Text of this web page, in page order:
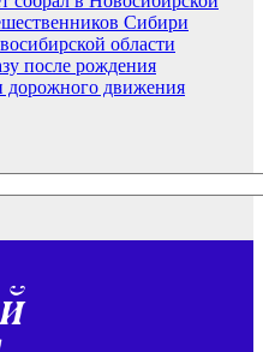
Сибири
области
после рождения
движения